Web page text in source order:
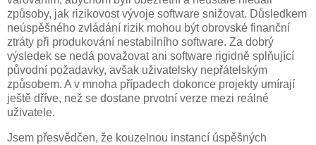
způsoby, jak rizikovost vývoje software snižovat. Důsledkem
neúspěšného zvládání rizik mohou být obrovské finanční
ztráty při produkování nestabilního software. Za dobrý
výsledek se nedá považovat ani software rigidně splňující
původní požadavky, avšak uživatelsky nepřátelským
způsobem. A v mnoha případech dokonce projekty umírají
ještě dříve, než se dostane prvotní verze mezi reálné
uživatele.
Jsem přesvědčen, že kouzelnou instancí úspěšných